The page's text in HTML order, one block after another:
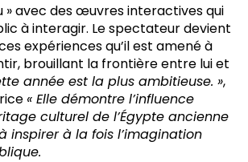
» avec des œuvres interactives qui
à interagir. Le spectateur devient
expériences qu’il est amené à
brouillant la frontière entre lui et
année est la plus ambitieuse. »,
« Elle démontre l’influence
culturel de l’Égypte ancienne
inspirer à la fois l’imagination